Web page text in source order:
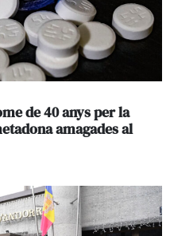
de 40 anys per la
amagades al